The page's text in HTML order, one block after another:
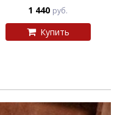
1 440 руб.
Купить